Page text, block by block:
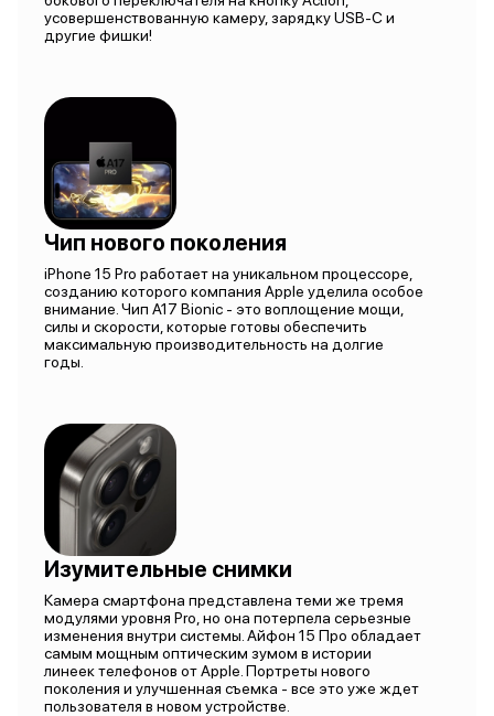
усовершенствованную камеру, зарядку USB-C и
другие фишки!
Чип нового поколения
iPhone 15 Pro работает на уникальном процессоре,
созданию которого компания Apple уделила особое
внимание. Чип A17 Bionic - это воплощение мощи,
силы и скорости, которые готовы обеспечить
максимальную производительность на долгие
годы.
Изумительные снимки
Камера смартфона представлена теми же тремя
модулями уровня Pro, но она потерпела серьезные
изменения внутри системы. Айфон 15 Про обладает
самым мощным оптическим зумом в истории
линеек телефонов от Apple. Портреты нового
поколения и улучшенная съемка - все это уже ждет
пользователя в новом устройстве.